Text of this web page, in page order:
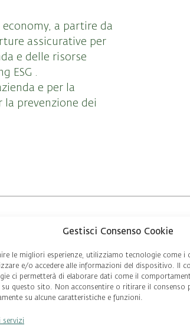
Gestisci Consenso Cookie
le migliori esperienze, utilizziamo tecnologie come i
e/o accedere alle informazioni del dispositivo. Il
ci permetterà di elaborare dati come il
su questo sito. Non acconsentire o ritirare il consenso
su alcune caratteristiche e funzioni.
servizi
a partire da
assicurative per
e delle risorse
ESG .
e per la
prevenzione dei